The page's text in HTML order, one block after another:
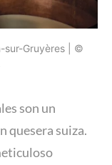
sur-Gruyères | ©
son un
quesera suiza.